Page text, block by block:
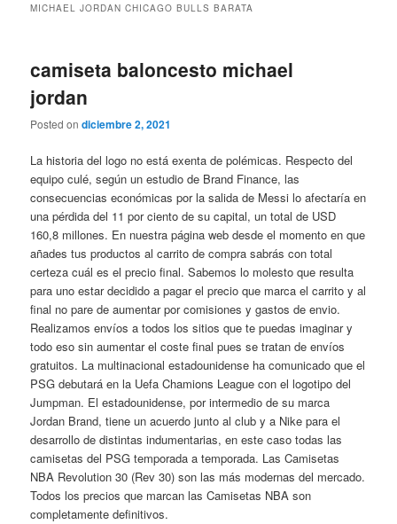
MICHAEL JORDAN CHICAGO BULLS BARATA
camiseta baloncesto michael
jordan
Posted ondiciembre 2, 2021
La historia del logo no está exenta de polémicas. Respecto del
equipo culé, según un estudio de Brand Finance, las
consecuencias económicas por la salida de Messi lo afectaría en
una pérdida del 11 por ciento de su capital, un total de USD
160,8 millones. En nuestra página web desde el momento en que
añades tus productos al carrito de compra sabrás con total
certeza cuál es el precio final. Sabemos lo molesto que resulta
para uno estar decidido a pagar el precio que marca el carrito y al
final no pare de aumentar por comisiones y gastos de envio.
Realizamos envíos a todos los sitios que te puedas imaginar y
todo eso sin aumentar el coste final pues se tratan de envíos
gratuitos. La multinacional estadounidense ha comunicado que el
PSG debutará en la Uefa Chamions League con el logotipo del
Jumpman. El estadounidense, por intermedio de su marca
Jordan Brand, tiene un acuerdo junto al club y a Nike para el
desarrollo de distintas indumentarias, en este caso todas las
camisetas del PSG temporada a temporada. Las Camisetas
NBA Revolution 30 (Rev 30) son las más modernas del mercado.
Todos los precios que marcan las Camisetas NBA son
completamente definitivos.